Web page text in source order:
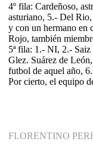
4º fila: Cardeñoso,
asturiano, 5.- Del
y con un hermano en
Rojo, también
5ª fila: 1.- NI, 2.-
Glez. Suárez de
futbol de aquel año,
Por cierto, el equipo
FLORENTINO